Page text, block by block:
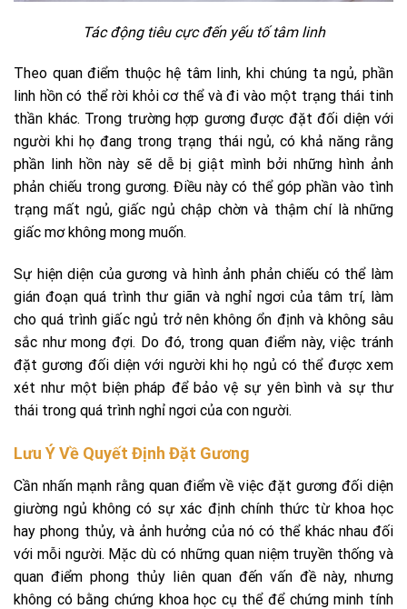
Tác động tiêu cực đến yếu tố tâm linh
Theo quan điểm thuộc hệ tâm linh, khi chúng ta ngủ, phần
linh hồn có thể rời khỏi cơ thể và đi vào một trạng thái tinh
thần khác. Trong trường hợp gương được đặt đối diện với
người khi họ đang trong trạng thái ngủ, có khả năng rằng
phần linh hồn này sẽ dễ bị giật mình bởi những hình ảnh
phản chiếu trong gương. Điều này có thể góp phần vào tình
trạng mất ngủ, giấc ngủ chập chờn và thậm chí là những
giấc mơ không mong muốn.
Sự hiện diện của gương và hình ảnh phản chiếu có thể làm
gián đoạn quá trình thư giãn và nghỉ ngơi của tâm trí, làm
cho quá trình giấc ngủ trở nên không ổn định và không sâu
sắc như mong đợi. Do đó, trong quan điểm này, việc tránh
đặt gương đối diện với người khi họ ngủ có thể được xem
xét như một biện pháp để bảo vệ sự yên bình và sự thư
thái trong quá trình nghỉ ngơi của con người.
Lưu Ý Về Quyết Định Đặt Gương
Cần nhấn mạnh rằng quan điểm về việc đặt gương đối diện
giường ngủ không có sự xác định chính thức từ khoa học
hay phong thủy, và ảnh hưởng của nó có thể khác nhau đối
với mỗi người. Mặc dù có những quan niệm truyền thống và
quan điểm phong thủy liên quan đến vấn đề này, nhưng
không có bằng chứng khoa học cụ thể để chứng minh tính